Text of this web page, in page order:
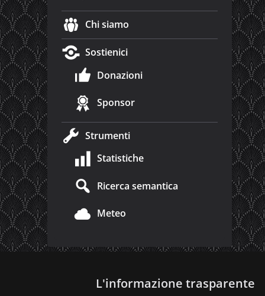
Chi siamo
Sostienici
Donazioni
Sponsor
Strumenti
Statistiche
Ricerca semantica
Meteo
L'informazione trasparente